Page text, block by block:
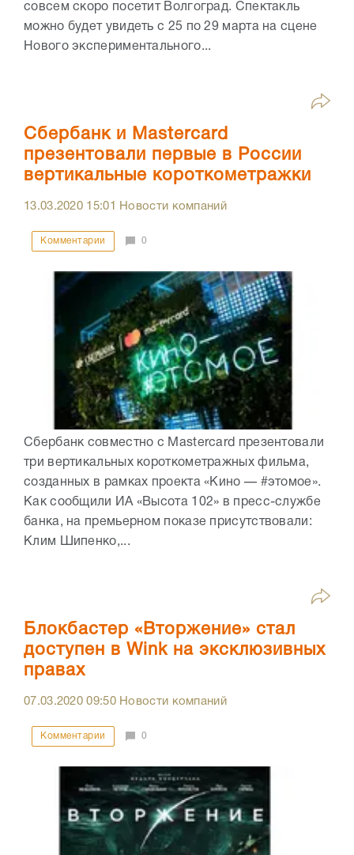
совсем скоро посетит Волгоград. Спектакль
можно будет увидеть с 25 по 29 марта на сцене
Нового экспериментального...
Сбербанк и Mastercard
презентовали первые в России
вертикальные короткометражки
13.03.2020 15:01 Новости компаний
Комментарии 0
Сбербанк совместно с Mastercard презентовали
три вертикальных короткометражных фильма,
созданных в рамках проекта «Кино — #этомое».
Как сообщили ИА «Высота 102» в пресс-службе
банка, на премьерном показе присутствовали:
Клим Шипенко,...
Блокбастер «Вторжение» стал
доступен в Wink на эксклюзивных
правах
07.03.202009:50Новости компаний
Комментарии 0